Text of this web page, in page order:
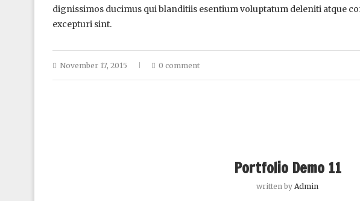
dignissimos ducimus qui blanditiis esentium voluptatum deleniti atque
excepturi sint.
November 17, 2015 0 comment
Portfolio Demo 11
written byAdmin